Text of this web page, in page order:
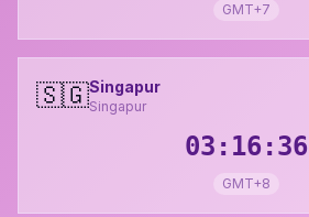
GMT+7
🇸🇬Singapur
Singapur
03:16:37
GMT+8